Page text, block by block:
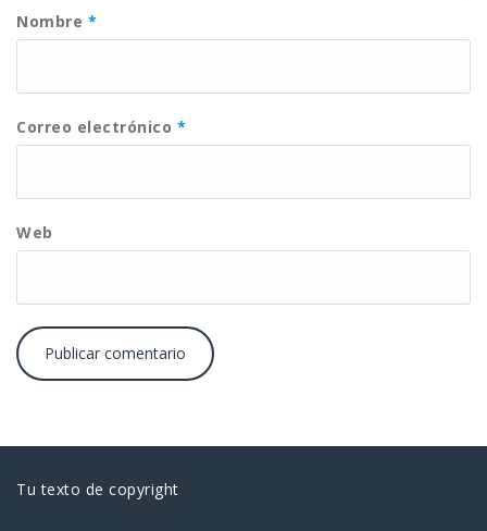
Nombre *
Correo electrónico *
Web
Tu texto de copyright